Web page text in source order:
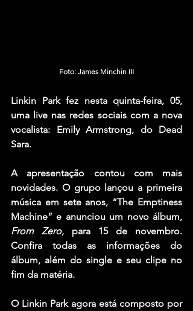
Foto: James Minchin III
Linkin Park fez nesta quinta-feira, 05,
uma live nas redes sociais com a nova
vocalista: Emily Armstrong, do Dead
Sara.
A apresentação contou com mais
novidades. O grupo lançou a primeira
música em sete anos, “The Emptiness
From Zero, para 15 de novembro.
Confira todas as informações do
álbum, além do single e seu clipe no
fim da matéria.
O Linkin Park agora está composto por